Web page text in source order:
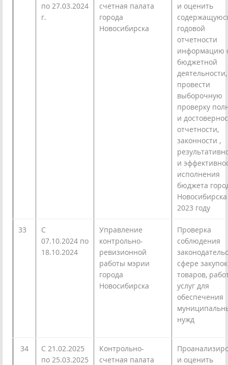
по 27.03.2024
г.
счетная палата
города
Новосибирска
и оценить
годовой
отчетности
информацию
бюджетной
деятельности,
провести
выборочную
проверку
и
отчетности,
законности ,
и
исполнения
бюджета
2023 году
33
С
07.10.2024 по
18.10.2024
Управление
контрольно-
ревизионной
работы мэрии
города
Новосибирска
Проверка
соблюдения
сфере закупок
товаров,
услуг для
обеспечения
нужд
34
С 21.02.2025
по 25.03.2025
Контрольно-
счетная палата
и оценить